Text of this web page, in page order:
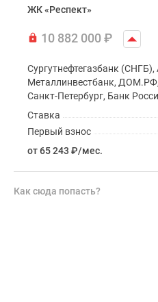
ЖК «Респект»
10 882 000₽
Сургутнефтегазбанк
Металлинвестбанк,
Санкт-Петербург, Банк
Ставка
Первый взнос
от 65 243 ₽/мес.
Как сюда попасть?